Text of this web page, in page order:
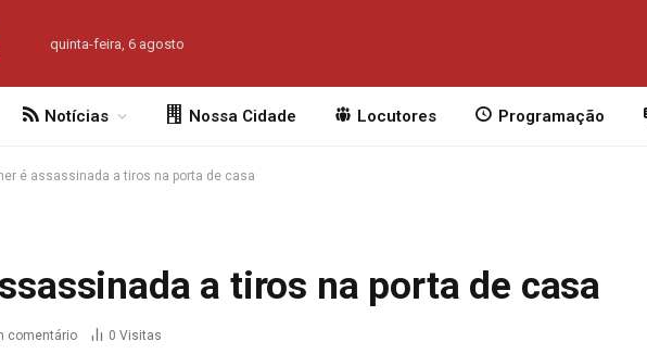
quinta-feira, 6 agosto
Notícias Nossa Cidade Locutores Programação
é assassinada a tiros na porta de casa
a tiros na porta de casa
comentário 0 Visitas